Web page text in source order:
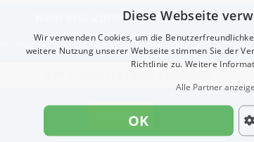
Kein WG-Zimmer gefunden?
Wir senden dir gern neue Angebote zu Ihrer Suche per E-Mail zu:
Diese Webseite
Wir verwenden Cookies, um die
weitere Nutzung unserer Webseite stimmen Sie der
Richtlinie zu. Weitere
Alle Partner
OK